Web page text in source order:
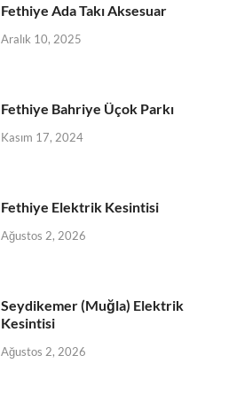
Fethiye Ada Takı Aksesuar
Aralık 10, 2025
Fethiye Bahriye Üçok Parkı
Kasım 17, 2024
Fethiye Elektrik Kesintisi
Ağustos 2, 2026
Seydikemer (Muğla) Elektrik
Kesintisi
Ağustos 2, 2026